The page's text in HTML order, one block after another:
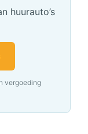
huurauto’s
vergoeding